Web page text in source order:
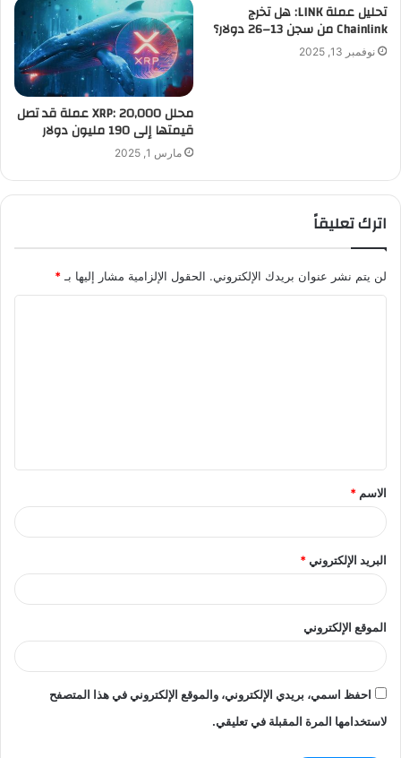
تحليل عملة LINK: هل تخرج
Chainlink من سجن 13–26 دولار؟
نوفمبر 13, 2025
محلل XRP: 20,000 عملة قد تصل
قيمتها إلى 190 مليون دولار
مارس 1, 2025
اترك تعليقاً
لن يتم نشر عنوان بريدك الإلكتروني. الحقول الإلزامية مشار إليها بـ *
ق
*
الاسم *
البريد الإلكتروني*
الموقع الإلكتروني
احفظ اسمي، بريدي الإلكتروني، والموقع الإلكتروني في هذا المتصفح
لاستخدامها المرة المقبلة في تعليقي.